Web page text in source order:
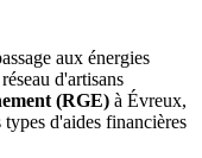
aux énergies
d'artisans
(RGE) à Évreux,
d'aides financières